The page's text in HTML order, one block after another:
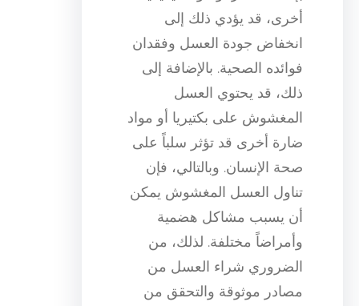
أخرى، قد يؤدي ذلك إلى
انخفاض جودة العسل وفقدان
فوائده الصحية. بالإضافة إلى
ذلك، قد يحتوي العسل
المغشوش على بكتيريا أو مواد
ضارة أخرى قد تؤثر سلباً على
صحة الإنسان. وبالتالي، فإن
تناول العسل المغشوش يمكن
أن يسبب مشاكل هضمية
وأمراضاً مختلفة. لذلك، من
الضروري شراء العسل من
مصادر موثوقة والتحقق من